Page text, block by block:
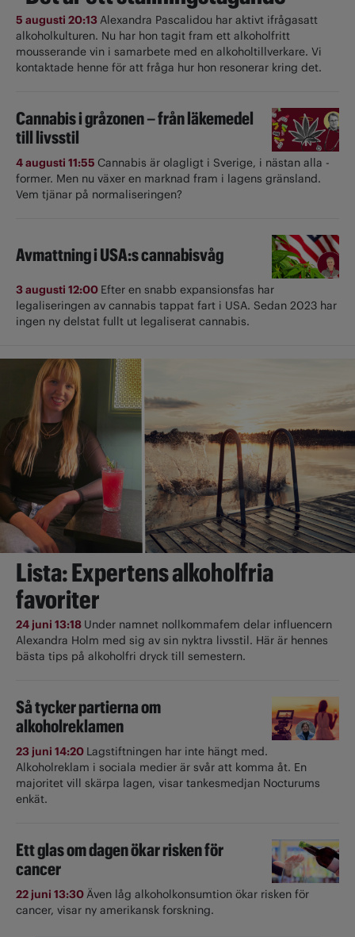
5 augusti 20:13Alexandra Pascalidou har aktivt ifrågasatt
alkoholkulturen. Nu har hon tagit fram ett alkoholfritt
mousserande vin i samarbete med en alkoholtillverkare. Vi
kontaktade henne för att fråga hur hon resonerar kring det.
Cannabis i gråzonen – från läkemedel
till livsstil
4 augusti 11:55 Cannabis är olagligt i ­Sverige, i nästan alla ­
former. Men nu växer en marknad fram i lagens gränsland.
Vem tjänar på normaliseringen?
Avmattning i USA:s cannabisvåg
3 augusti 12:00 Efter en snabb expansionsfas har
legaliseringen av cannabis tappat fart i USA. Sedan 2023 har
ingen ny delstat fullt ut ­legaliserat cannabis.
Lista: Expertens alkoholfria
favoriter
24 juni 13:18 Under namnet nollkommafem delar influencern
Alexandra Holm med sig av sin nyktra livsstil. Här är hennes
bästa tips på alkoholfri dryck till semestern.
Så tycker partierna om
alkoholreklamen
23 juni 14:20 Lagstiftningen har inte hängt med.
Alkoholreklam i sociala medier är svår att komma åt. En
majoritet vill skärpa lagen, visar tankesmedjan Nocturums
enkät.
Ett glas om dagen ökar risken för
cancer
22 juni 13:30Även låg alkoholkonsumtion ökar risken för
cancer, visar ny amerikansk forskning.